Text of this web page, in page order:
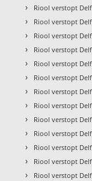
› Riool verstopt
› Riool verstopt
› Riool verstopt
› Riool verstopt
› Riool verstopt
› Riool verstopt
› Riool verstopt
› Riool verstopt
› Riool verstopt
› Riool verstopt
› Riool verstopt
› Riool verstopt
› Riool verstopt